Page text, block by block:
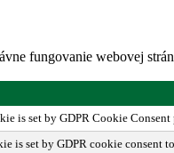
fungovanie webovej
is set by GDPR Cookie
is set by GDPR cookie consent